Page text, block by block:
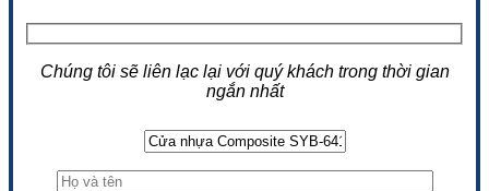
Chúng tôi sẽ liên lạc lại với quý khách trong thời gian
ngắn nhất